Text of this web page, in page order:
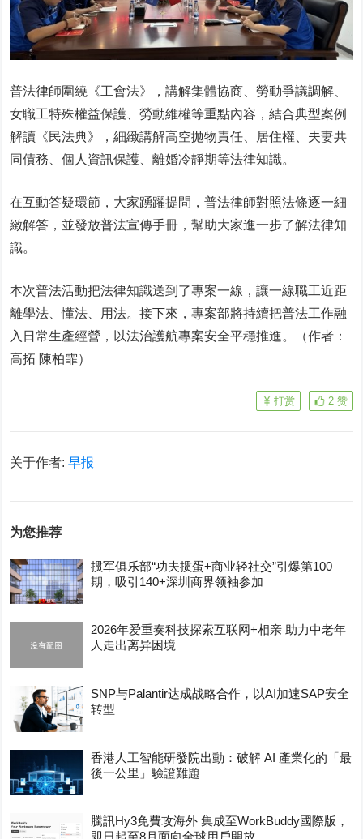
普法律師圍繞《工會法》，講解集體協商、勞動爭議調解、
女職工特殊權益保護、勞動維權等重點內容，結合典型案例
解讀《民法典》，細緻講解高空拋物責任、居住權、夫妻共
同債務、個人資訊保護、離婚冷靜期等法律知識。
在互動答疑環節，大家踴躍提問，普法律師對照法條逐一細
緻解答，並發放普法宣傳手冊，幫助大家進一步了解法律知
識。
本次普法活動把法律知識送到了專案一線，讓一線職工近距
離學法、懂法、用法。接下來，專案部將持續把普法工作融
入日常生產經營，以法治護航專案安全平穩推進。（作者：
高拓 陳柏霏）
2 赞
打赏
关于作者:早报
为您推荐
掼军俱乐部“功夫掼蛋+商业轻社交”引爆第100
期，吸引140+深圳商界领袖参加
2026年爱重奏科技探索互联网+相亲 助力中老年
人走出离异困境
SNP与Palantir达成战略合作，以AI加速SAP安全
转型
香港人工智能研發院出動：破解 AI 產業化的「最
後一公里」驗證難題
騰訊Hy3免費攻海外 集成至WorkBuddy國際版，
即日起至8月面向全球用戶開放